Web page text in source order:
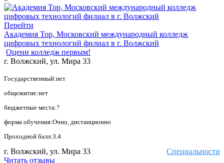
Перейти
Академия Тор, Московский международный колледж
цифровых технологий филиал в г. Волжский
Оцени колледж первым!
г. Волжский, ул. Мира 33
Государственный:нет
общежитие:нет
бюджетные места:?
форма обучения:Очно, дистанционно
Проходной балл:3.4
Специальности
г. Волжский, ул. Мира 33
Читать отзывы